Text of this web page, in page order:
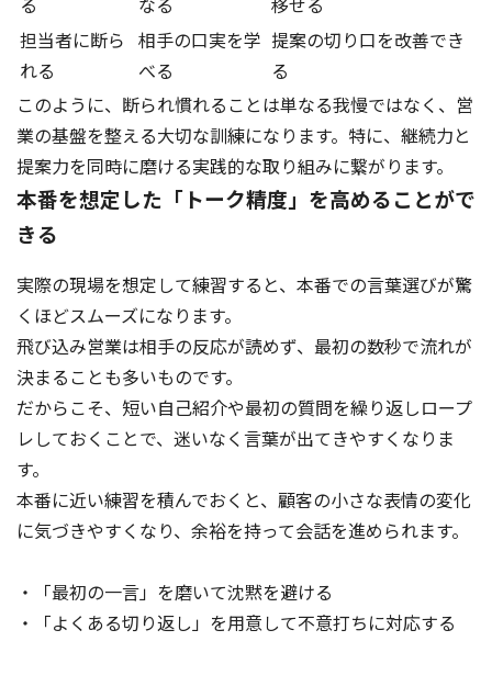
担当者に断ら
れる
相手の口実を学
べる
提案の切り口を改善でき
る
このように、断られ慣れることは単なる我慢ではなく、営
業の基盤を整える大切な訓練になります。特に、継続力と
提案力を同時に磨ける実践的な取り組みに繋がります。
本番を想定した「トーク精度」を高めることがで
きる
実際の現場を想定して練習すると、本番での言葉選びが驚
くほどスムーズになります。
飛び込み営業は相手の反応が読めず、最初の数秒で流れが
決まることも多いものです。
だからこそ、短い自己紹介や最初の質問を繰り返しロープ
レしておくことで、迷いなく言葉が出てきやすくなりま
す。
本番に近い練習を積んでおくと、顧客の小さな表情の変化
に気づきやすくなり、余裕を持って会話を進められます。
・「最初の一言」を磨いて沈黙を避ける
・「よくある切り返し」を用意して不意打ちに対応する